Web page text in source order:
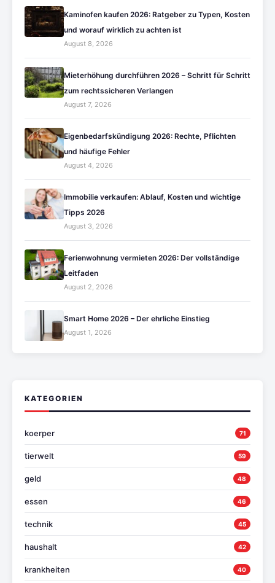
Kaminofen kaufen 2026: Ratgeber zu Typen, Kosten
und worauf wirklich zu achten ist
August 8, 2026
Mieterhöhung durchführen 2026 – Schritt für Schritt
zum rechtssicheren Verlangen
August 7, 2026
Eigenbedarfskündigung 2026: Rechte, Pflichten
und häufige Fehler
August 4, 2026
Immobilie verkaufen: Ablauf, Kosten und wichtige
Tipps 2026
August 3, 2026
Ferienwohnung vermieten 2026: Der vollständige
Leitfaden
August 2, 2026
Smart Home 2026 – Der ehrliche Einstieg
August 1, 2026
KATEGORIEN
koerper 71
tierwelt 59
geld 48
essen 46
technik 45
haushalt 42
krankheiten 40